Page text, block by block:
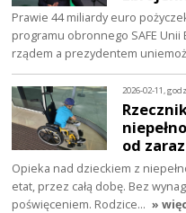
Prawie 44 miliardy euro
programu obronnego SAFE
rządem a prezydentem
2026-02-11,
od zaraz
Opieka nad dzieckiem z
etat, przez całą dobę. Bez
poświęceniem. Rodzice… »